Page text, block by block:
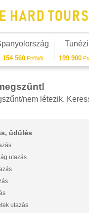
154 560Ft/főtől 199 900Ft/
nem létezik.
üdülés
utazás
utazás